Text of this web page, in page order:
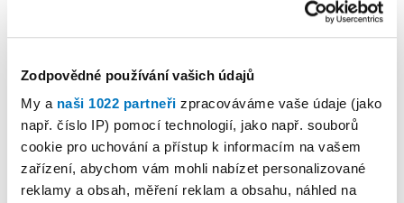
Zodpovědné používání vašich údajů
My a naši 1022 partneři zpracováváme vaše údaje (jako
např. číslo IP) pomocí technologií, jako např. souborů
cookie pro uchování a přístup k informacím na vašem
zařízení, abychom vám mohli nabízet personalizované
reklamy a obsah, měření reklam a obsahu, náhled na
PETRA KLEMENTOVÁ